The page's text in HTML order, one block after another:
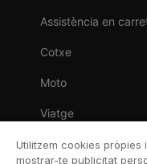
Assistència en
Cotxe
Moto
Viatge
Llar
Utilitzem cookies
mostrar-te publicitat